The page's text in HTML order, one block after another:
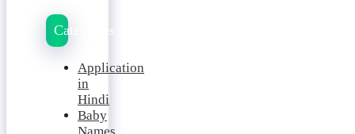
Categories
Application
in
Hindi
Baby